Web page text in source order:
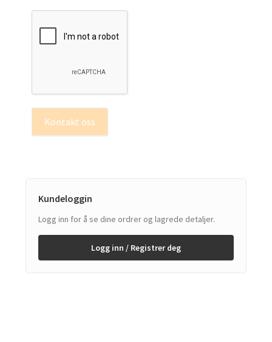
Kontakt oss
Kundeloggin
Logg inn for å se dine ordrer og lagrede detaljer.
Logg inn / Registrer deg